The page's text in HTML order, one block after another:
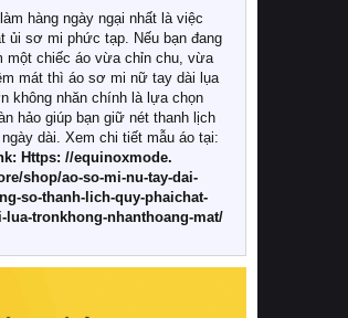
Hãy cùng chúng tôi đi tìm lời
đáp chi tiết qua bài viết dưới đây.
Tại sao các gia đình hiện đại lại ưa
chăn ga gối đệm cao cấp?
với các dòng sản phẩm thông
những bộ chăn ga gối đệm
cấp trải qua quy trình sản xuất
ngặt từ khâu chọn lọc nguyên
tự nhiên đến công nghệ dệt
hiện đại không chứa hóa chất
bạn sẽ cảm nhận rõ rệt sự khác
hàng ngày ngại nhất là việc
ủi sơ mi phức tạp. Nếu bạn đang
một chiếc áo vừa chỉn chu, vừa
mát thì áo sơ mi nữ tay dài lụa
không nhăn chính là lựa chọn
hảo giúp bạn giữ nét thanh lịch
dài. Xem chi tiết mẫu áo tại:
Https: //equinoxmode.
shop/ao-so-mi-nu-tay-dai-
so-thanh-lich-quy-phaichat-
lua-tronkhong-nhanthoang-mat/